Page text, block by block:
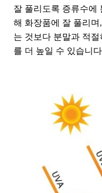
잘 풀리도록 증류수에
해 화장품에 잘 풀리
는 것보다 분말과 적
를 더 높일 수 있습니